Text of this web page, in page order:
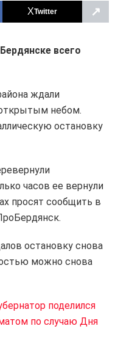
Twitter ↗
всего
ждали
небом.
остановку
часов ее вернули
просят сообщить в
остановку снова
можно снова
поделился
по случаю Дня